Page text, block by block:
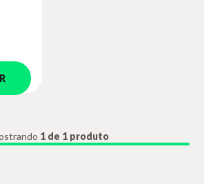
1 de 1 produto